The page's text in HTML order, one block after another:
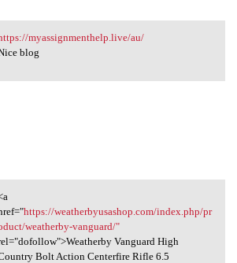
myassignmenthelp.live
myassignmenthelp.live/au/
blog
href="https:/
https://weatherbyusashop.com/index.php/pr
weatherby-vanguard/"
Vanguard High
Bolt Action Centerfire Rifle 6.5